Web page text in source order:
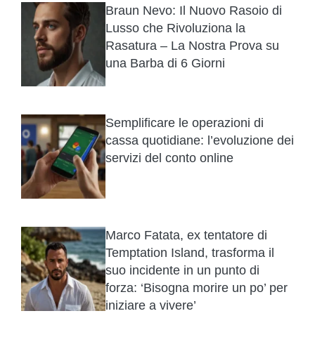
Braun Nevo: Il Nuovo Rasoio di
Lusso che Rivoluziona la
Rasatura – La Nostra Prova su
una Barba di 6 Giorni
Semplificare le operazioni di
cassa quotidiane: l’evoluzione dei
servizi del conto online
Marco Fatata, ex tentatore di
Temptation Island, trasforma il
suo incidente in un punto di
forza: ‘Bisogna morire un po’ per
iniziare a vivere’